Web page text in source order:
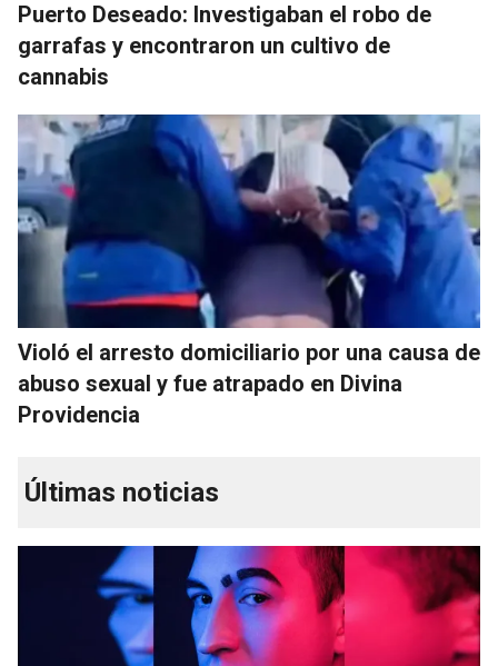
Puerto Deseado: Investigaban el robo de
garrafas y encontraron un cultivo de
cannabis
Violó el arresto domiciliario por una causa de
abuso sexual y fue atrapado en Divina
Providencia
Últimas noticias